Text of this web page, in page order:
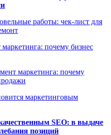
работы: чек-лист для
почему бизнес
маркетинга: почему
маркетинговым
SEO: в выдаче
позиций